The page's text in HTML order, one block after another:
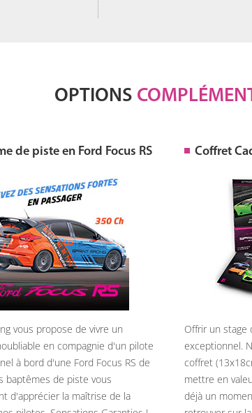
OPTIONS
de piste en Ford Focus RS
vous propose de vivre un
en compagnie d'un pilote
à bord d'une Ford Focus RS de
baptêmes de piste vous
d'apprécier la maîtrise de la
Coffret
Offrir un stage
exceptionnel.
coffret
mettre en
déjà un